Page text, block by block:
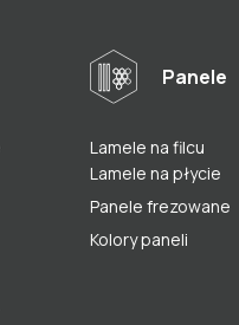
Panele
Lamele na filcu
Lamele na płycie
Panele frezowane
Kolory paneli